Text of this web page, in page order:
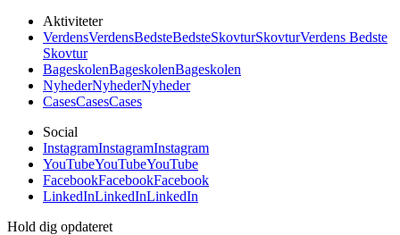
Aktiviteter
VerdensVerdensBedsteBedsteSkovturSkovturVerdens Bedste
Skovtur
BageskolenBageskolenBageskolen
NyhederNyhederNyheder
CasesCasesCases
Social
InstagramInstagramInstagram
YouTubeYouTubeYouTube
FacebookFacebookFacebook
LinkedInLinkedInLinkedIn
Hold dig opdateret